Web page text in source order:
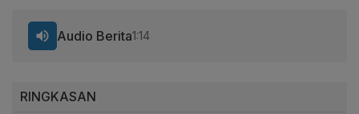
RINGKASAN
Audio Berita1:14